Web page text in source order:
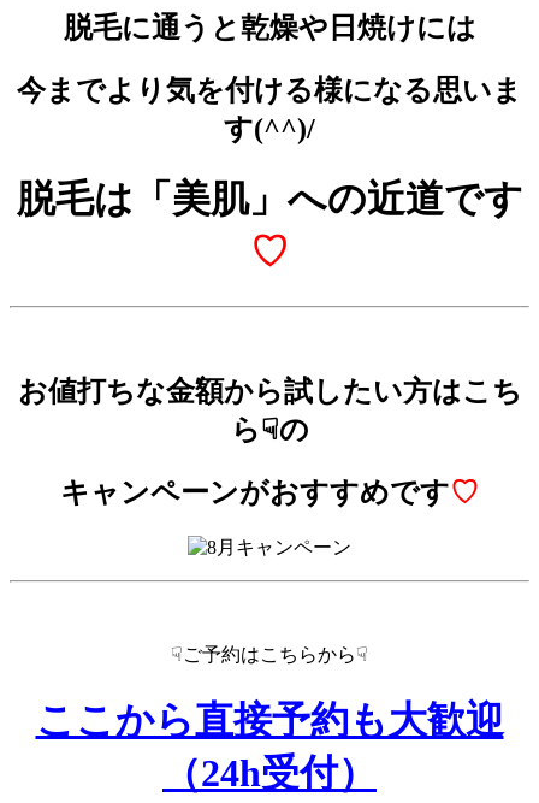
脱毛に通うと乾燥や日焼けには
今までより気を付ける様になる思いま
す(^^)/
脱毛は「美肌」への近道です
♡
お値打ちな金額から試したい方はこち
ら☟の
キャンペーンがおすすめです♡
☟ご予約はこちらから☟
ここから直接予約も大歓迎
（24h受付）